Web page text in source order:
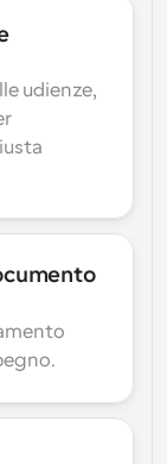
udienze,